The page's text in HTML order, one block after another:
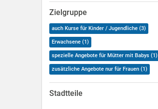
Zielgruppe
auch Kurse für Kinder / Jugendliche (3)
Erwachsene (1)
spezielle Angebote für Mütter mit Babys (1)
zusätzliche Angebote nur für Frauen (1)
Stadtteile